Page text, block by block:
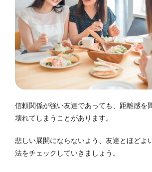
信頼関係が強い友達であっても、距離感を
壊れてしまうことがあります。
悲しい展開にならないよう、友達とほどよ
法をチェックしていきましょう。